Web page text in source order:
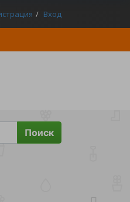
Вход
Поиск